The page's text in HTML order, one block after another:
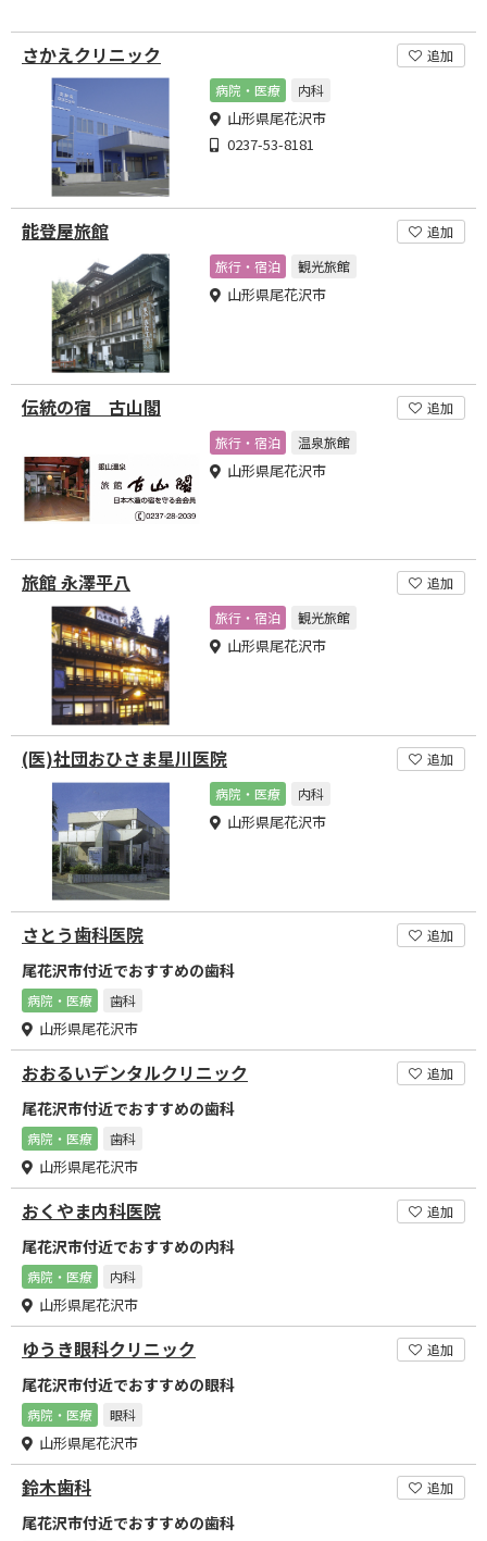
さかえクリニック
追加
病院・医療
内科
山形県尾花沢市
0237-53-8181
能登屋旅館
追加
旅行・宿泊
観光旅館
山形県尾花沢市
伝統の宿 古山閣
追加
旅行・宿泊
温泉旅館
山形県尾花沢市
旅館 永澤平八
追加
旅行・宿泊
観光旅館
山形県尾花沢市
(医)社団おひさま星川医院
追加
病院・医療
内科
山形県尾花沢市
さとう歯科医院 追加
尾花沢市付近でおすすめの歯科
病院・医療 歯科
山形県尾花沢市
おおるいデンタルクリニック 追加
尾花沢市付近でおすすめの歯科
病院・医療 歯科
山形県尾花沢市
おくやま内科医院 追加
尾花沢市付近でおすすめの内科
病院・医療 内科
山形県尾花沢市
ゆうき眼科クリニック 追加
尾花沢市付近でおすすめの眼科
病院・医療 眼科
山形県尾花沢市
鈴木歯科 追加
尾花沢市付近でおすすめの歯科